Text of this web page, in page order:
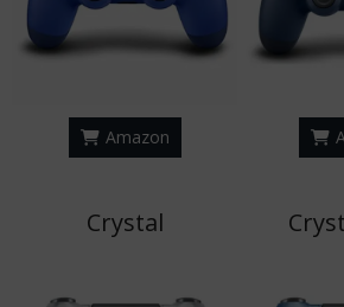
Amazon
Crystal